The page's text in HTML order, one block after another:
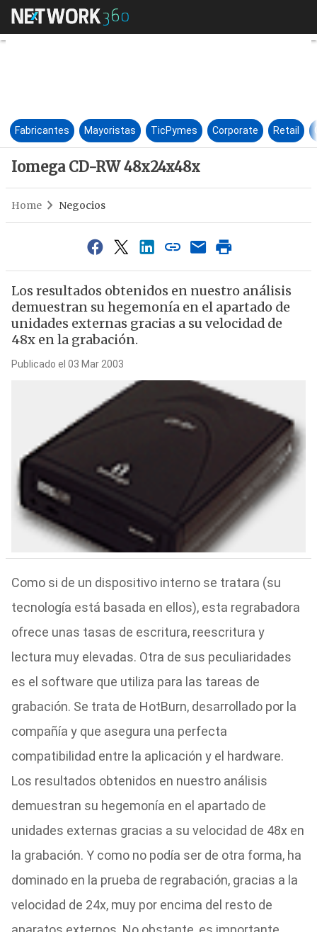
Iomega CD-RW 48x24x48x
Fabricantes Mayoristas TicPymes Corporate Retail
Iomega CD-RW 48x24x48x
Home Negocios
Los resultados obtenidos en nuestro análisis
demuestran su hegemonía en el apartado de
unidades externas gracias a su velocidad de
48x en la grabación.
Publicado el 03 Mar 2003
Como si de un dispositivo interno se tratara (su
tecnología está basada en ellos), esta regrabadora
ofrece unas tasas de escritura, reescritura y
lectura muy elevadas. Otra de sus peculiaridades
es el software que utiliza para las tareas de
grabación. Se trata de HotBurn, desarrollado por la
compañía y que asegura una perfecta
compatibilidad entre la aplicación y el hardware.
Los resultados obtenidos en nuestro análisis
demuestran su hegemonía en el apartado de
unidades externas gracias a su velocidad de 48x en
la grabación. Y como no podía ser de otra forma, ha
dominado en la prueba de regrabación, gracias a la
velocidad de 24x, muy por encima del resto de